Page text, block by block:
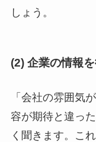
しょう。
(2) 企業の情報
「会社の雰囲気
容が期待と違っ
く聞きます。こ